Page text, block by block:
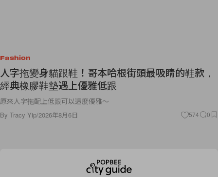
Fashion
人字拖變身貓跟鞋！哥本哈根街頭最吸睛的鞋款，
經典橡膠鞋墊遇上優雅低跟
原來人字拖配上低跟可以這麼優雅～
By Tracy Yip/2026年8月6日 574 0